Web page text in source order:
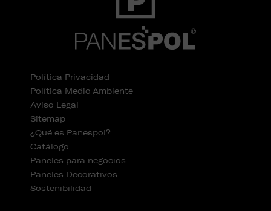
Política Privacidad
Política Medio Ambiente
Aviso Legal
Sitemap
¿Qué es Panespol?
Catálogo
Paneles para negocios
Paneles Decorativos
Sostenibilidad